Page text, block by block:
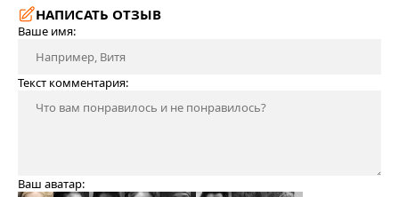
НАПИСАТЬ ОТЗЫВ
Ваше имя:
Текст комментария:
Ваш аватар: